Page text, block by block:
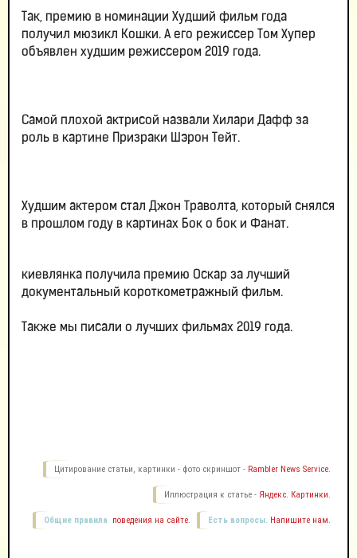
Так, премию в номинации Худший фильм года
получил мюзикл Кошки. А его режиссер Том Хупер
объявлен худшим режиссером 2019 года.
Самой плохой актрисой назвали Хилари Дафф за
роль в картине Призраки Шэрон Тейт.
Худшим актером стал Джон Траволта, который снялся
в прошлом году в картинах Бок о бок и Фанат.
киевлянка получила премию Оскар за лучший
документальный короткометражный фильм.
Также мы писали о лучших фильмах 2019 года.
Цитирование статьи, картинки - фото скриншот - Rambler News Service.
Иллюстрация к статье - Яндекс. Картинки.
Есть вопросы. Напишите нам.
Общие правила поведения на сайте.